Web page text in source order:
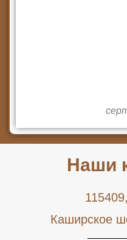
Наши
Каширское